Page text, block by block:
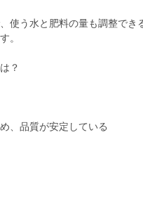
使う水と肥料の量も調整でき
。
？
、品質が安定している